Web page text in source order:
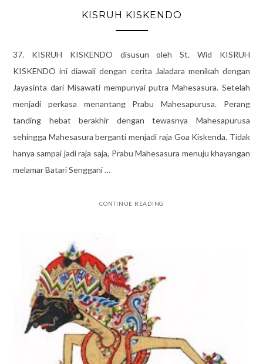
KISRUH KISKENDO
37. KISRUH KISKENDO disusun oleh St. Wid KISRUH
KISKENDO ini diawali dengan cerita Jaladara menikah dengan
Jayasinta dari Misawati mempunyai putra Mahesasura. Setelah
menjadi perkasa menantang Prabu Mahesapurusa. Perang
tanding hebat berakhir dengan tewasnya Mahesapurusa
sehingga Mahesasura berganti menjadi raja Goa Kiskenda. Tidak
hanya sampai jadi raja saja, Prabu Mahesasura menuju khayangan
melamar Batari Senggani …
CONTINUE READING